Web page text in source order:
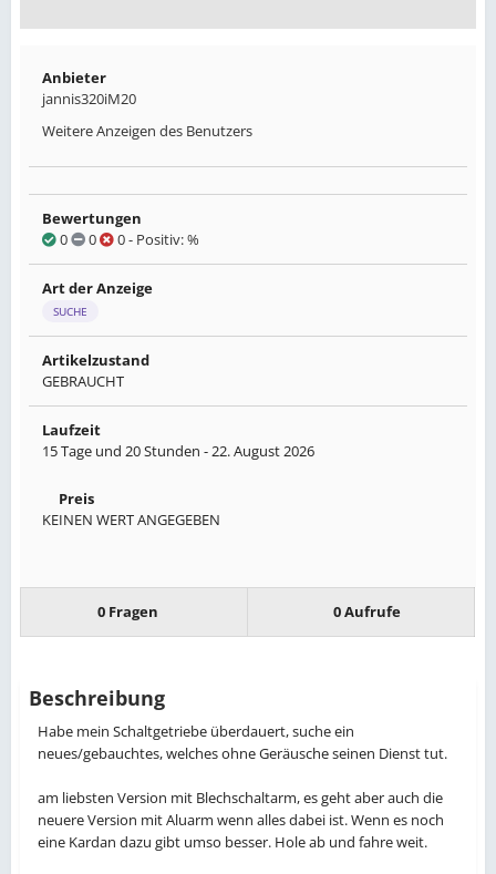
Anbieter
jannis320iM20
Weitere Anzeigen des Benutzers
Bewertungen
0
0 0- Positiv: %
Art der Anzeige
SUCHE
Artikelzustand
GEBRAUCHT
Laufzeit
15 Tage und 20 Stunden - 22. August 2026
Preis
KEINEN WERT ANGEGEBEN
0 Fragen 0 Aufrufe
Beschreibung
Habe mein Schaltgetriebe überdauert, suche ein
neues/gebauchtes, welches ohne Geräusche seinen Dienst tut.
am liebsten Version mit Blechschaltarm, es geht aber auch die
neuere Version mit Aluarm wenn alles dabei ist. Wenn es noch
eine Kardan dazu gibt umso besser. Hole ab und fahre weit.